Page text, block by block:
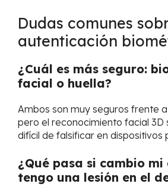
Dudas comunes
autenticación
¿Cuál es más seguro:
facial o huella?
Ambos son muy seguros frente
pero el reconocimiento facial 3D
difícil de falsificar en dispositivos
¿Qué pasa si cambio
tengo una lesión en el